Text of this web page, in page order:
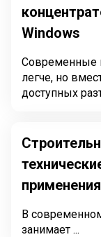
Windows
Современные
легче, но
доступных
применения
В
занимает ...